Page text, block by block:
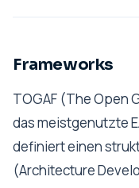
Frameworks
TOGAF (The Open
das meistgenutzte
definiert einen
(Architecture